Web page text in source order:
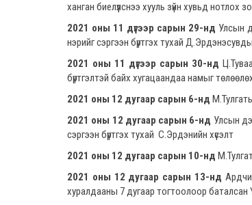
ханган биелүүлснээ хууль зүйн хувьд
2021 оны 11 дүгээр сарын 29-нд Улсын
нэрийг сэргээн бүртгэх тухай
2021 оны 11 дүгээр сарын 30-нд
бүртгэлтэй байх хугацаандаа намыг
2021 оны 12 дугаар сарын 6-нд
2021 оны 12 дугаар сарын 6-нд Улсын
сэргээн бүртгэх тухай С.Эрдэнийн хүсэлт
2021 оны 12 дугаар сарын 10-нд
2021 оны 12 дугаар сарын 13-нд
хуралдааны 7 дугаар тогтоолоор баталсан